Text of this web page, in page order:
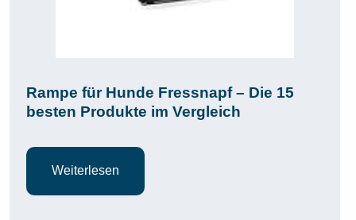
Rampe für Hunde Fressnapf – Die 15
besten Produkte im Vergleich
Weiterlesen